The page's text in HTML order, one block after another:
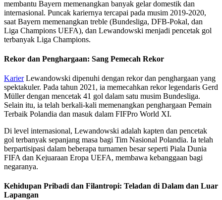
membantu Bayern memenangkan banyak gelar domestik dan
internasional. Puncak kariernya tercapai pada musim 2019-2020,
saat Bayern memenangkan treble (Bundesliga, DFB-Pokal, dan
Liga Champions UEFA), dan Lewandowski menjadi pencetak gol
terbanyak Liga Champions.
Rekor dan Penghargaan: Sang Pemecah Rekor
KarierLewandowski dipenuhi dengan rekor dan penghargaan yang
spektakuler. Pada tahun 2021, ia memecahkan rekor legendaris Gerd
Müller dengan mencetak 41 gol dalam satu musim Bundesliga.
Selain itu, ia telah berkali-kali memenangkan penghargaan Pemain
Terbaik Polandia dan masuk dalam FIFPro World XI.
Di level internasional, Lewandowski adalah kapten dan pencetak
gol terbanyak sepanjang masa bagi Tim Nasional Polandia. Ia telah
berpartisipasi dalam beberapa turnamen besar seperti Piala Dunia
FIFA dan Kejuaraan Eropa UEFA, membawa kebanggaan bagi
negaranya.
Kehidupan Pribadi dan Filantropi: Teladan di Dalam dan Luar
Lapangan